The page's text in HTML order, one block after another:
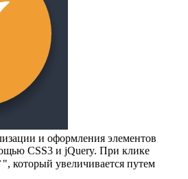
и оформления элементов
CSS3 и jQuery. При клике
который увеличивается путем